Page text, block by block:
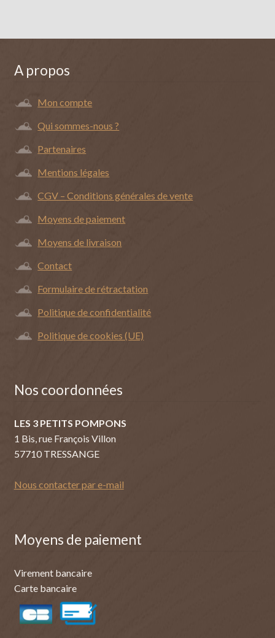
A propos
Mon compte
Qui sommes-nous ?
Partenaires
Mentions légales
CGV – Conditions générales de vente
Moyens de paiement
Moyens de livraison
Contact
Formulaire de rétractation
Politique de confidentialité
Politique de cookies (UE)
Nos coordonnées
LES 3 PETITS POMPONS
1 Bis, rue François Villon
57710 TRESSANGE
Nous contacter par e-mail
Moyens de paiement
Virement bancaire
Carte bancaire